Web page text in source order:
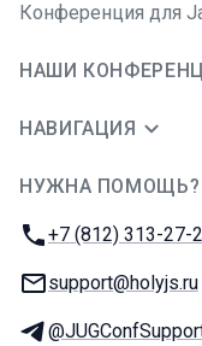
Конференция для
НАШИ
НАВИГАЦИЯ
НУЖНА ПОМОЩЬ?
Телефон:
+7 (812) 313-27-
E-mail:
support@holyjs.ru
Телеграм: